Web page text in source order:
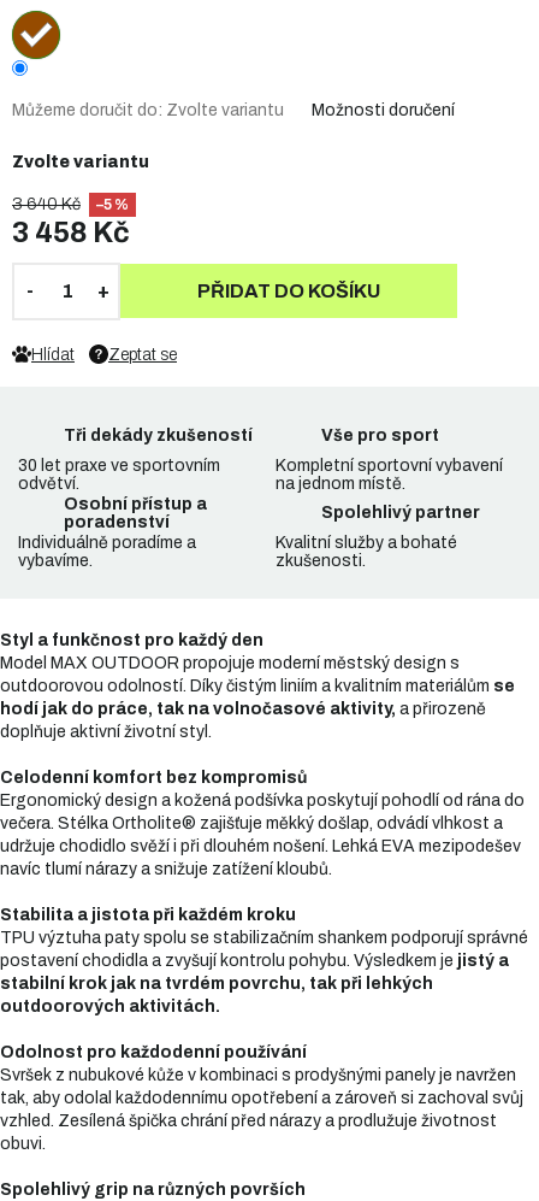
3 640 Kč –5 %
3 458 Kč
Zvolte variantu
Můžeme doručit do: Zvolte variantu Možnosti doručení
PŘIDAT DO KOŠÍKU
Zeptat se
Hlídat
Tři dekády zkušeností
30 let praxe ve sportovním
odvětví.
Vše pro sport
Kompletní sportovní vybavení
na jednom místě.
Osobní přístup a
poradenství
Individuálně poradíme a
vybavíme.
Spolehlivý partner
Kvalitní služby a bohaté
zkušenosti.
Styl a funkčnost pro každý den
Model MAX OUTDOOR propojuje moderní městský design s
outdoorovou odolností. Díky čistým liniím a kvalitním materiálům se
hodí jak do práce, tak na volnočasové aktivity, a přirozeně
doplňuje aktivní životní styl.
Celodenní komfort bez kompromisů
Ergonomický design a kožená podšívka poskytují pohodlí od rána do
večera. Stélka Ortholite® zajišťuje měkký došlap, odvádí vlhkost a
udržuje chodidlo svěží i při dlouhém nošení. Lehká EVA mezipodešev
navíc tlumí nárazy a snižuje zatížení kloubů.
Stabilita a jistota při každém kroku
TPU výztuha paty spolu se stabilizačním shankem podporují správné
postavení chodidla a zvyšují kontrolu pohybu. Výsledkem je jistý a
stabilní krok jak na tvrdém povrchu, tak při lehkých
outdoorových aktivitách.
Odolnost pro každodenní používání
Svršek z nubukové kůže v kombinaci s prodyšnými panely je navržen
tak, aby odolal každodennímu opotřebení a zároveň si zachoval svůj
vzhled. Zesílená špička chrání před nárazy a prodlužuje životnost
obuvi.
Spolehlivý grip na různých površích